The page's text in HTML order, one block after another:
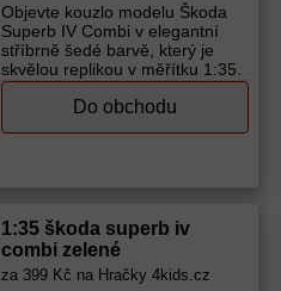
Objevte kouzlo modelu Škoda
Superb IV Combi v elegantní
stříbrně šedé barvě, který je
skvělou replikou v měřítku 1:35.
Tento kovový model nejenže
věrně napodobuje originální
design vozu, ale také nabízí
Do obchodu
1:35 škoda superb iv
combi zelené
za 399 Kč na Hračky 4kids.cz